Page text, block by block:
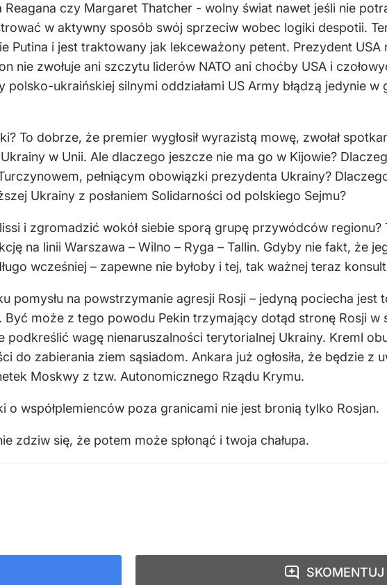
Reagana czy Margaret Thatcher - wolny świat nawet jeśli nie
w aktywny sposób swój sprzeciw wobec logiki despotii.
Putina i jest traktowany jak lekceważony petent. Prezydent USA
nie zwołuje ani szczytu liderów NATO ani choćby USA i
ukraińskiej silnymi oddziałami US Army błądzą jedynie w
To dobrze, że premier wygłosił wyrazistą mowę, zwołał
w Unii. Ale dlaczego jeszcze nie ma go w Kijowie?
pełniącym obowiązki prezydenta Ukrainy?
Ukrainy z posłaniem Solidarności od polskiego Sejmu?
i zgromadzić wokół siebie sporą grupę przywódców regionu?
na linii Warszawa – Wilno – Ryga – Tallin. Gdyby nie fakt, że
wcześniej – zapewne nie byłoby i tej, tak ważnej teraz
pomysłu na powstrzymanie agresji Rosji – jedyną pociecha jest
Być może z tego powodu Pekin trzymający dotąd stronę Rosji w
podkreślić wagę nienaruszalności terytorialnej Ukrainy. Kreml
do zabierania ziem sąsiadom. Ankara już ogłosiła, że będzie z
Moskwy z tzw. Autonomicznego Rządu Krymu.
o współplemienców poza granicami nie jest bronią tylko Rosjan.
zdziw się, że potem może spłonąć i twoja chałupa.
SKOMENTUJ